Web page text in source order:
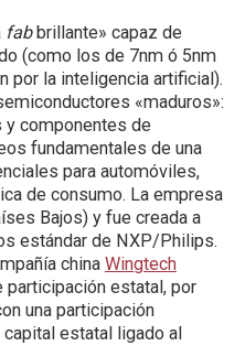
fabbrillante» capaz de
(como los de 7nm ó 5nm
por la inteligencia artificial).
«maduros»:
y componentes de
fundamentales de una
para automóviles,
de consumo. La empresa
Bajos) y fue creada a
estándar de NXP/Philips.
china Wingtech
participación estatal, por
una participación
estatal ligado al